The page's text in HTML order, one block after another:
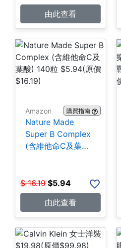
由此查看
Amazon 購買指南
Nature Made
Super B Complex
(含維他命C及葉酸)
$ 16.19 $5.94
由此查看